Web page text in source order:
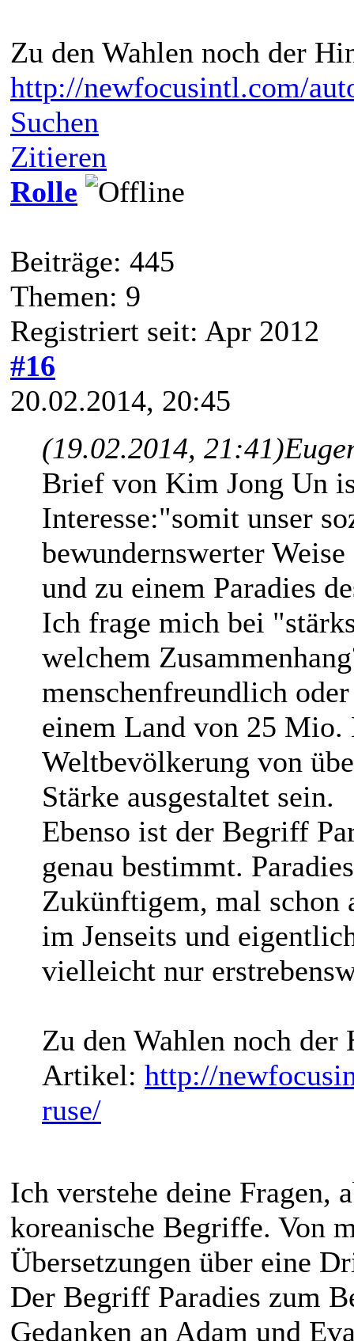
Zu den Wahlen noch der
http://newfocusintl.com/
Suchen
Zitieren
Rolle
Beiträge: 445
Themen: 9
Registriert seit: Apr 2012
#16
20.02.2014, 20:45
(19.02.2014, 21:41)
Brief von Kim Jong Un
Interesse:"somit unser
bewundernswerter
und zu einem Paradies
Ich frage mich bei
welchem
menschenfreundlich
einem Land von 25 Mio.
Weltbevölkerung von
Stärke ausgestaltet sein.
Ebenso ist der Begriff
genau bestimmt.
Zukünftigem, mal schon
im Jenseits und
vielleicht nur
Zu den Wahlen noch
Artikel: http://
ruse/
Ich verstehe deine Fragen,
koreanische Begriffe. Von
Übersetzungen über eine
Der Begriff Paradies zum
Gedanken an Adam und